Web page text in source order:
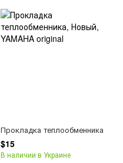
Прокладка теплообменника
$15
В наличии в Украине